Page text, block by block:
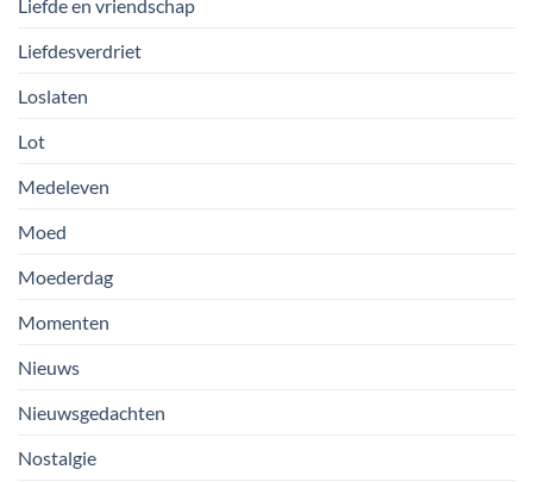
Liefde en vriendschap
Liefdesverdriet
Loslaten
Lot
Medeleven
Moed
Moederdag
Momenten
Nieuws
Nieuwsgedachten
Nostalgie